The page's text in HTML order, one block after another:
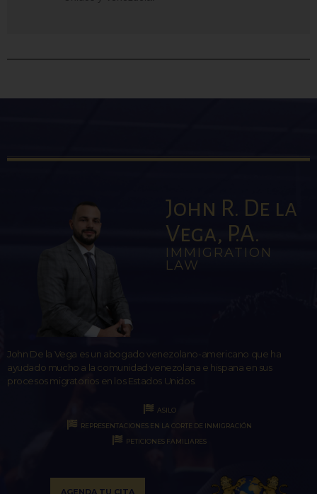
John R. De la
Vega, P.A.
IMMIGRATION
LAW
John De la Vega es un abogado venezolano-americano que ha
ayudado mucho a la comunidad venezolana e hispana en sus
procesos migratorios en los Estados Unidos.
ASILO
REPRESENTACIONES EN LA CORTE DE INMIGRACIÓN
PETICIONES FAMILIARES